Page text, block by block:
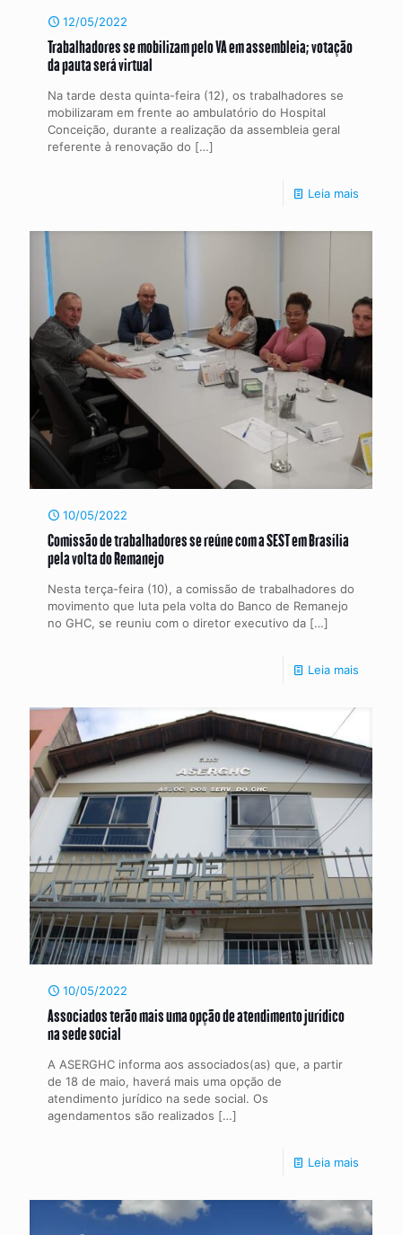
12/05/2022
Trabalhadores se mobilizam pelo VA em assembleia; votação
da pauta será virtual
Na tarde desta quinta-feira (12), os trabalhadores se
mobilizaram em frente ao ambulatório do Hospital
Conceição, durante a realização da assembleia geral
referente à renovação do […]
Leia mais
10/05/2022
Comissão de trabalhadores se reúne com a SEST em Brasília
pela volta do Remanejo
Nesta terça-feira (10), a comissão de trabalhadores do
movimento que luta pela volta do Banco de Remanejo
no GHC, se reuniu com o diretor executivo da […]
Leia mais
10/05/2022
Associados terão mais uma opção de atendimento jurídico
na sede social
A ASERGHC informa aos associados(as) que, a partir
de 18 de maio, haverá mais uma opção de
atendimento jurídico na sede social. Os
agendamentos são realizados […]
Leia mais